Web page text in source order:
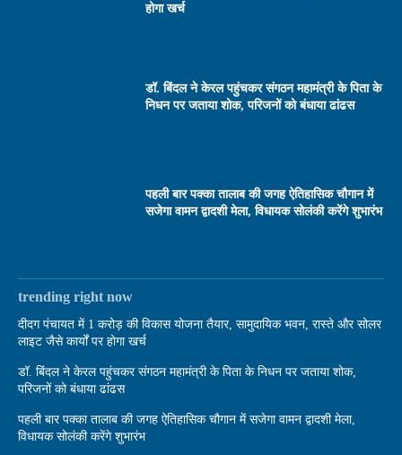
होगा खर्च
डॉ. बिंदल ने केरल पहुंचकर संगठन महामंत्री के पिता के
निधन पर जताया शोक, परिजनों को बंधाया ढांढस
पहली बार पक्का तालाब की जगह ऐतिहासिक चौगान में
सजेगा वामन द्वादशी मेला, विधायक सोलंकी करेंगे शुभारंभ
trending right now
दीदग पंचायत में 1 करोड़ की विकास योजना तैयार, सामुदायिक भवन, रास्ते और सोलर
लाइट जैसे कार्यों पर होगा खर्च
डॉ. बिंदल ने केरल पहुंचकर संगठन महामंत्री के पिता के निधन पर जताया शोक,
परिजनों को बंधाया ढांढस
पहली बार पक्का तालाब की जगह ऐतिहासिक चौगान में सजेगा वामन द्वादशी मेला,
विधायक सोलंकी करेंगे शुभारंभ